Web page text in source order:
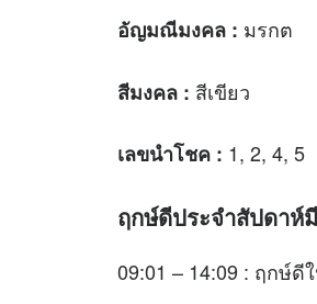
อัญมณีมงคล : มรกต
สีมงคล : สีเขียว
เลขนำโชค : 1, 2, 4, 5
ฤกษ์ดีประจำสัปดาห์
09:01 – 14:09 : ฤกษ์